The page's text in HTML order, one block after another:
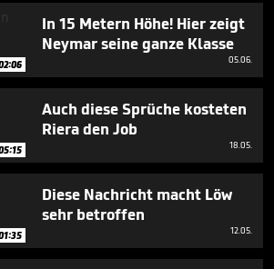
In 15 Metern Höhe! Hier zeigt
Neymar seine ganze Klasse
05.06.
Auch diese Sprüche kosteten
Riera den Job
18.05.
Diese Nachricht macht Löw
sehr betroffen
12.05.